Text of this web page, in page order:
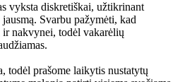
vyksta diskretiškai, užtikrinant
Svarbu pažymėti, kad
nakvynei, todėl vakarėlių
todėl prašome laikytis nustatytų